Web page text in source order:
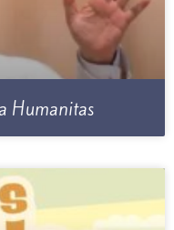
Humanitas